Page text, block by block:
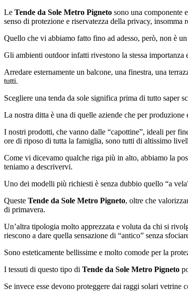
Le Tende da Sole Metro Pigneto sono una componente
senso di protezione e riservatezza della privacy, insomma
Quello che vi abbiamo fatto fino ad adesso, però, non è
Gli ambienti outdoor infatti rivestono la stessa importanza
Arredare esternamente un balcone, una finestra, una
tutti.
Scegliere una tenda da sole significa prima di tutto saper
La nostra ditta è una di quelle aziende che per
I nostri prodotti, che vanno dalle “capottine”, ideali per
ore di riposo di tutta la famiglia, sono tutti di altissimo
Come vi dicevamo qualche riga più in alto, abbiamo la
teniamo a descrivervi.
Uno dei modelli più richiesti è senza dubbio quello “a
Queste Tende da Sole Metro Pigneto, oltre che
di primavera.
Un’altra tipologia molto apprezzata e voluta da chi si
riescono a dare quella sensazione di “antico” senza
Sono esteticamente bellissime e molto comode per la
I tessuti di questo tipo di Tende da Sole Metro Pigneto
Se invece esse devono proteggere dai raggi solari